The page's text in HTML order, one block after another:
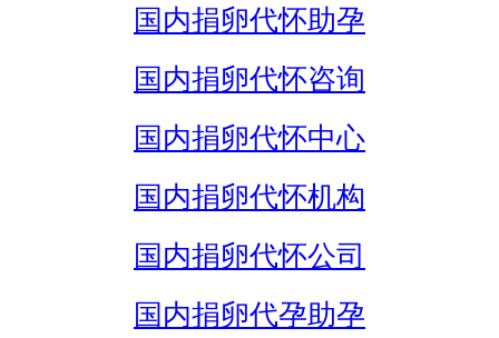
国内捐卵代怀助孕
国内捐卵代怀咨询
国内捐卵代怀中心
国内捐卵代怀机构
国内捐卵代怀公司
国内捐卵代孕助孕